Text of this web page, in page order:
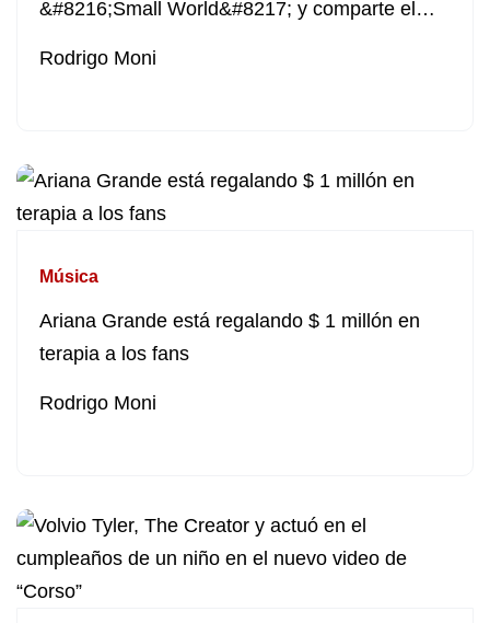
&#8216;Small World&#8217; y comparte el
Rodrigo Moni
Música
Ariana Grande está regalando $ 1 millón en
terapia a los fans
Rodrigo Moni